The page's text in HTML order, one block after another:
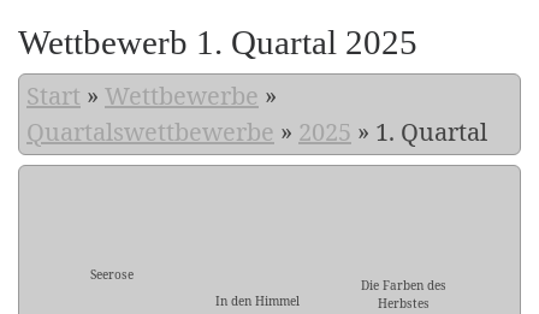
Wettbewerb 1. Quartal 2025
Start » Wettbewerbe »
Quartalswettbewerbe » 2025 » 1. Quartal
Seerose
In den Himmel
Die Farben des
Herbstes